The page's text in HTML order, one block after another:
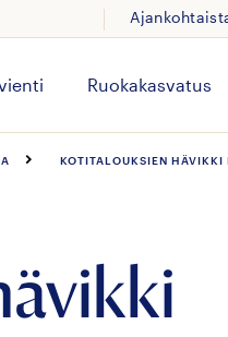
Ruokakasvatus
KOTITALOUKSIEN HÄVIKKI